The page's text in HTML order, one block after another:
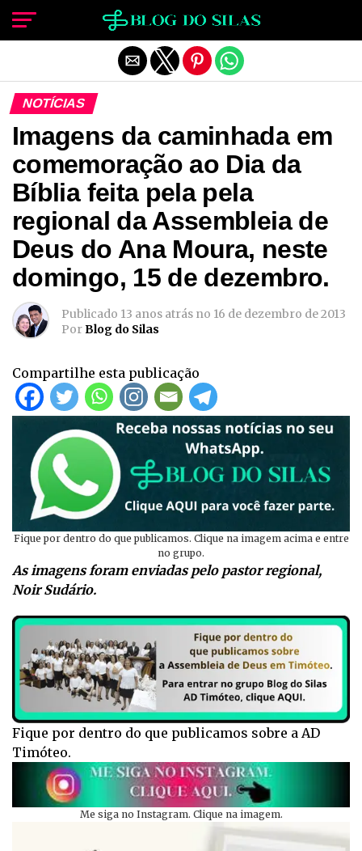
NOTÍCIAS
Imagens da caminhada em
comemoração ao Dia da
Bíblia feita pela pela
regional da Assembleia de
Deus do Ana Moura, neste
domingo, 15 de dezembro.
Publicado 13 anos atrás no 16 de dezembro de 2013
PorBlog do Silas
Compartilhe esta publicação
Fique por dentro do que publicamos. Clique na imagem acima e entre
no grupo.
As imagens foram enviadas pelo pastor regional,
Noir Sudário.
Fique por dentro do que publicamos sobre a AD
Timóteo.
Me siga no Instagram. Clique na imagem.
Sair da versão mobile